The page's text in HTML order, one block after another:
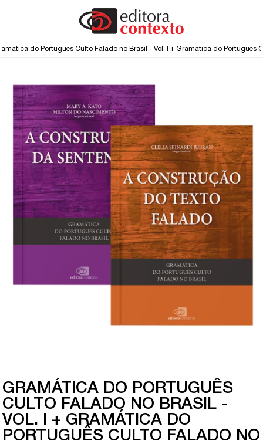
do Português Culto Falado no Brasil - Vol. I + Gramática do Português
GRAMÁTICA DO PORTUGUÊS
CULTO FALADO NO BRASIL -
VOL. I + GRAMÁTICA DO
PORTUGUÊS CULTO FALADO NO